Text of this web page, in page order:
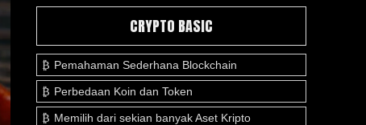
CRYPTO BASIC
Pemahaman Sederhana Blockchain
Perbedaan Koin dan Token
Memilih dari sekian banyak Aset Kripto